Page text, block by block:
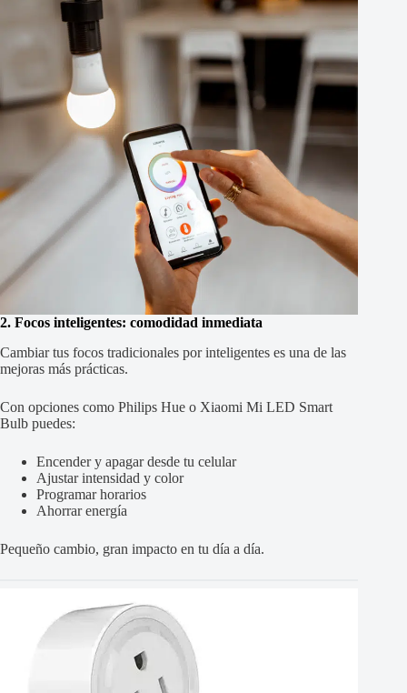
2. Focos inteligentes: comodidad inmediata
Cambiar tus focos tradicionales por inteligentes es una de las
mejoras más prácticas.
Con opciones como Philips Hue o Xiaomi Mi LED Smart
Bulb puedes:
Encender y apagar desde tu celular
Ajustar intensidad y color
Programar horarios
Ahorrar energía
Pequeño cambio, gran impacto en tu día a día.